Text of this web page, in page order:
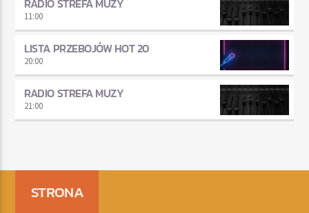
RADIO STREFA MUZY
11:00
LISTA PRZEBOJÓW HOT 20
20:00
RADIO STREFA MUZY
21:00
STRONA